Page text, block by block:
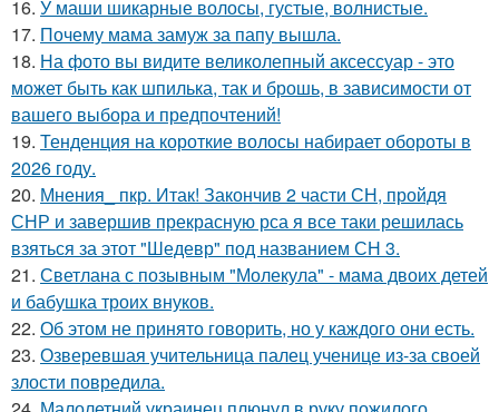
16. У маши шикарные волосы, густые, волнистые.
17. Почему мама замуж за папу вышла.
18. На фото вы видите великолепный аксессуар - это
может быть как шпилька, так и брошь, в зависимости от
вашего выбора и предпочтений!
19. Тенденция на короткие волосы набирает обороты в
2026 году.
20. Мнения_ пкр. Итак! Закончив 2 части СН, пройдя
СНР и завершив прекрасную рса я все таки решилась
взяться за этот "Шедевр" под названием СН 3.
21. Светлана с позывным "Молекула" - мама двоих детей
и бабушка троих внуков.
22. Об этом не принято говорить, но у каждого они есть.
23. Озверевшая учительница палец ученице из-за своей
злости повредила.